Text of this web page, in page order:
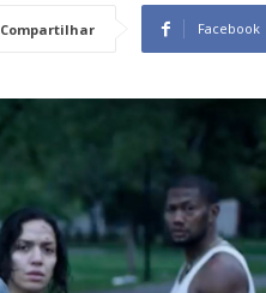
Compartilhar Facebook